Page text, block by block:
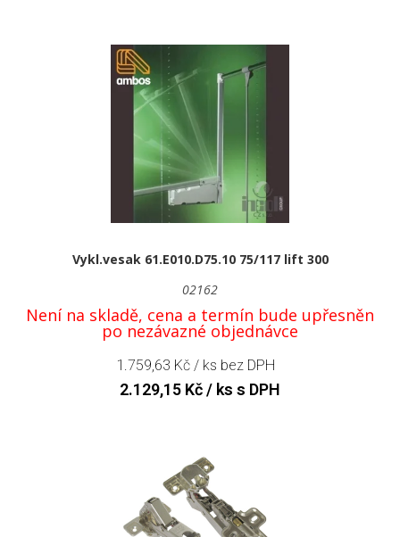
Vykl.vesak 61.E010.D75.10 75/117 lift 300
02162
Není na skladě, cena a termín bude upřesněn
po nezávazné objednávce
1.759,63 Kč / ks bez DPH
2.129,15 Kč / ks s DPH